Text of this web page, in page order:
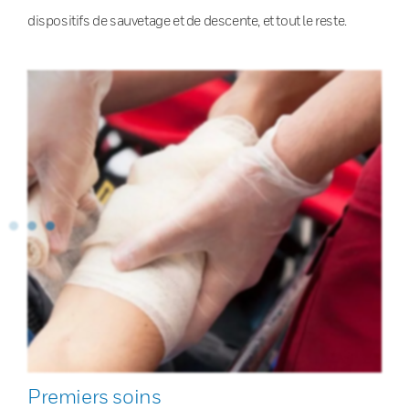
dispositifs de sauvetage et de descente, et tout le reste.
Premiers soins